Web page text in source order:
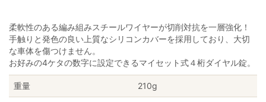
柔軟性のある編み組みスチールワイヤーが切削対抗を一層強化！
手触りと発色の良い上質なシリコンカバーを採用しており、大切
な車体を傷つけません。
お好みの4ケタの数字に設定できるマイセット式４桁ダイヤル錠。
重量 210g